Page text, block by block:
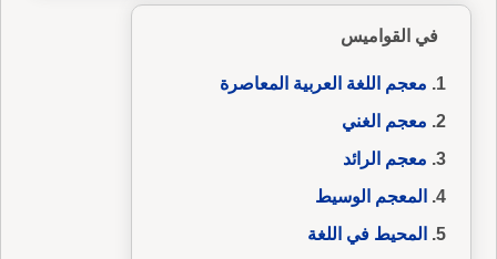
في القواميس
معجم اللغة العربية المعاصرة
معجم الغني
معجم الرائد
المعجم الوسيط
المحيط في اللغة